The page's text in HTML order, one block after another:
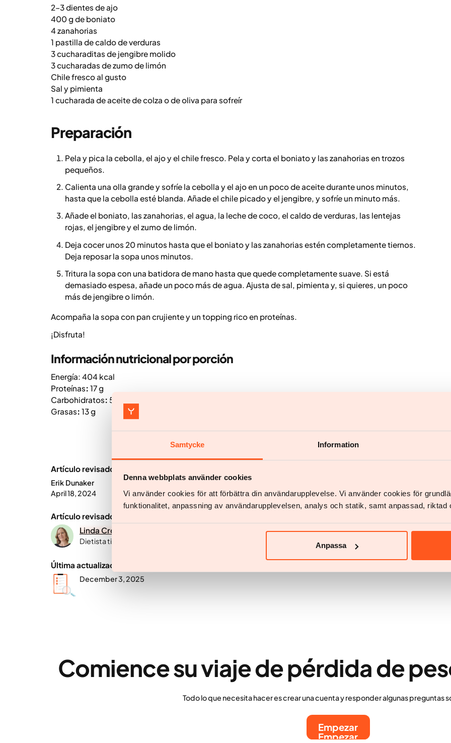
Samtycke Information
Denna webbplats använder cookies
Vi använder cookies för att förbättra din användarupplevelse. Vi använder cookies för
funktionalitet, anpassning av användarupplevelsen, analys och statik, samt anpassad, riktad
Anpassa
2–3 dientes de ajo
400 g de boniato
4 zanahorias
1 pastilla de caldo de verduras
3 cucharaditas de jengibre molido
3 cucharadas de zumo de limón
Chile fresco al gusto
Sal y pimienta
1 cucharada de aceite de colza o de oliva para sofreír
Preparación
Pela y pica la cebolla, el ajo y el chile fresco. Pela y corta el boniato y las zanahorias en trozos
pequeños.
Calienta una olla grande y sofríe la cebolla y el ajo en un poco de aceite durante unos minutos,
hasta que la cebolla esté blanda. Añade el chile picado y el jengibre, y sofríe un minuto más.
Añade el boniato, las zanahorias, el agua, la leche de coco, el caldo de verduras, las lentejas
rojas, el jengibre y el zumo de limón.
Deja cocer unos 20 minutos hasta que el boniato y las zanahorias estén completamente tiernos.
Deja reposar la sopa unos minutos.
Tritura la sopa con una batidora de mano hasta que quede completamente suave. Si está
demasiado espesa, añade un poco más de agua. Ajusta de sal, pimienta y, si quieres, un poco
más de jengibre o limón.
Acompaña la sopa con pan crujiente y un topping rico en proteínas.
¡Disfruta!
Información nutricional por porción
Energía: 404 kcal
Proteínas: 17 g
Carbohidratos: 51 g
Grasas: 13 g
Artículo revisado por:
Erik Dunaker
April 18, 2024
Artículo revisado por:
Linda Cronberg
Dietista titulada, Licenciada en Ciencias del Deporte
Última actualización:
December 3, 2025
Comience su viaje de pérdida de
Todo lo que necesita hacer es crear una cuenta y responder algunas preguntas
Empezar
Empezar